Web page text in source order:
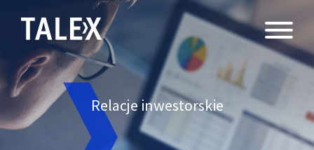
Relacje inwestorskie